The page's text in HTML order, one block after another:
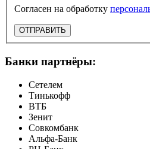
Согласен на обработку
ОТПРАВИТЬ
Банки партнёры:
Сетелем
Тинькофф
ВТБ
Зенит
Совкомбанк
Альфа-Банк